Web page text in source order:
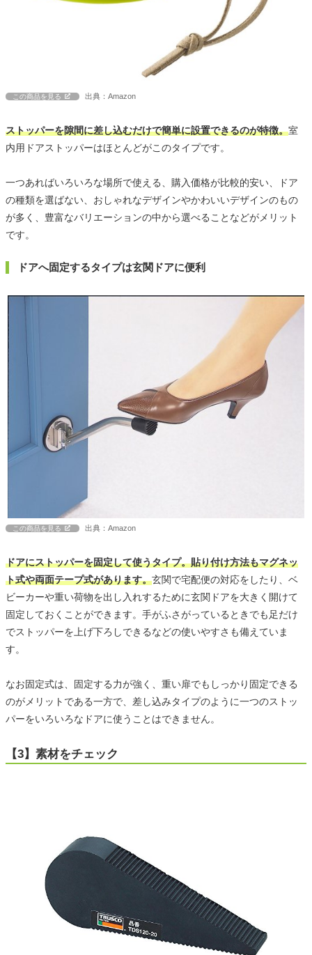
この商品を見る 出典：Amazon
ストッパーを隙間に差し込むだけで簡単に設置できるのが特徴。室
内用ドアストッパーはほとんどがこのタイプです。
一つあればいろいろな場所で使える、購入価格が比較的安い、ドア
の種類を選ばない、おしゃれなデザインやかわいいデザインのもの
が多く、豊富なバリエーションの中から選べることなどがメリット
です。
ドアへ固定するタイプは玄関ドアに便利
この商品を見る 出典：Amazon
ドアにストッパーを固定して使うタイプ。貼り付け方法もマグネッ
ト式や両面テープ式があります。玄関で宅配便の対応をしたり、ベ
ビーカーや重い荷物を出し入れするために玄関ドアを大きく開けて
固定しておくことができます。手がふさがっているときでも足だけ
でストッパーを上げ下ろしできるなどの使いやすさも備えていま
す。
なお固定式は、固定する力が強く、重い扉でもしっかり固定できる
のがメリットである一方で、差し込みタイプのように一つのストッ
パーをいろいろなドアに使うことはできません。
【3】素材をチェック